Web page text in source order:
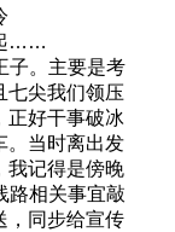
……
子。主要是考
七尖我们领压
正好干事破冰
。当时离出发
我记得是傍晚
路相关事宜敲
，同步给宣传